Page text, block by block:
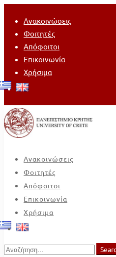
Ανακοινώσεις
Φοιτητές
Απόφοιτοι
Επικοινωνία
Χρήσιμα
Ανακοινώσεις
Φοιτητές
Απόφοιτοι
Επικοινωνία
Χρήσιμα
Search